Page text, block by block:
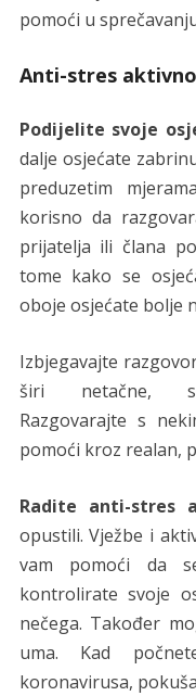
pomoći u
Anti-stres
Podijelite svoje
dalje osjećate
preduzetim
korisno da
prijatelja ili člana
tome kako se
oboje osjećate bolje
Izbjegavajte
širi netačne,
Razgovarajte s
pomoći kroz realan,
Radite anti-stres
opustili. Vježbe i
vam pomoći da
kontrolirate svoje
nečega. Također
uma. Kad
koronavirusa,